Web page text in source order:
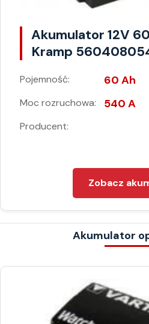
Akumulator 12V
Kramp
Pojemność: 60 Ah
Moc rozruchowa: 540 A
Producent:
Zobacz
Akumulator